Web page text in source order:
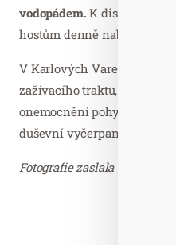
vodopádem. K dispozici je i
hostům denně nabízí čtyři
V Karlových Varech se léčí
zažívacího traktu, nemoci z
onemocnění pohybového
duševní vyčerpanosti.
Fotografie zaslala Tereza